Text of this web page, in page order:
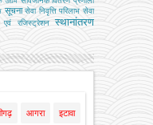
सूचना सेवा निवृत्ति परिलाभ सेवा
एवं रजिस्ट्रेशन स्थानांतरण
आगरा इटावा